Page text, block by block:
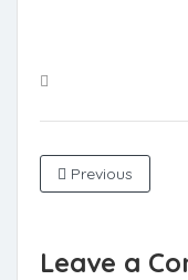
Previous
Leave a